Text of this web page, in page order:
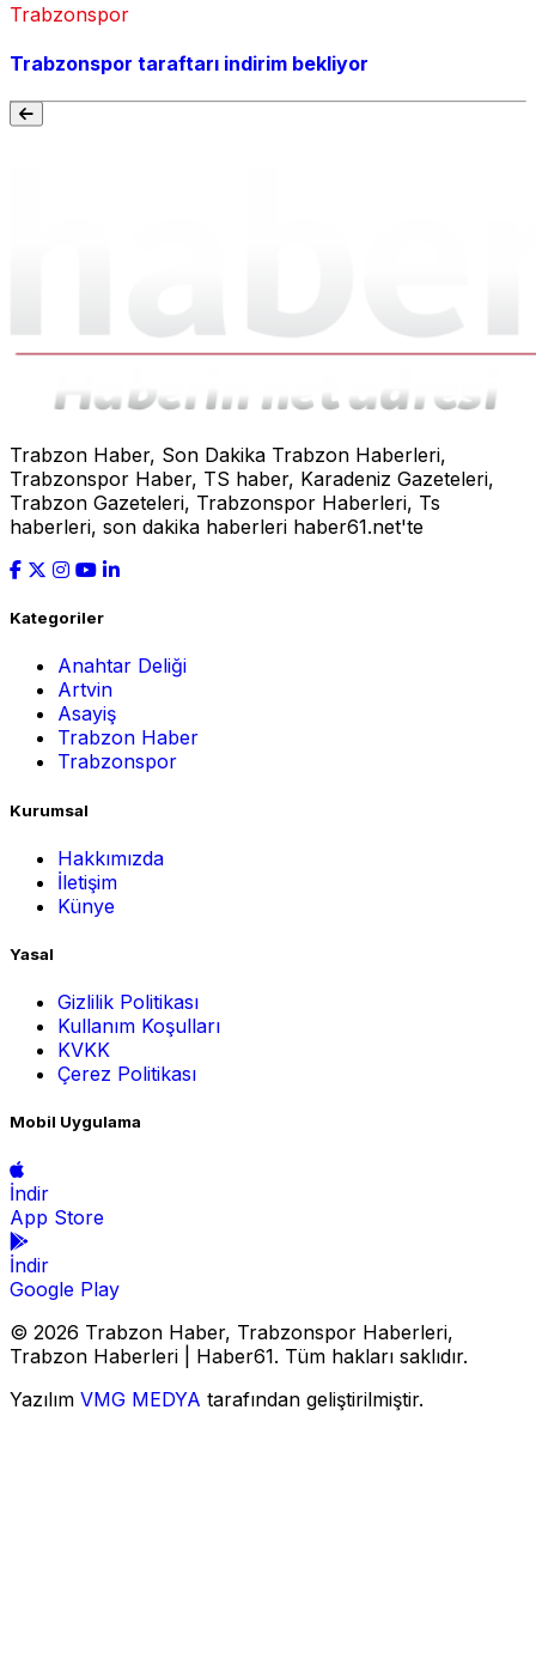
Trabzonspor
Trabzonspor taraftarı indirim bekliyor
Trabzon Haber, Son Dakika Trabzon Haberleri,
Trabzonspor Haber, TS haber, Karadeniz Gazeteleri,
Trabzon Gazeteleri, Trabzonspor Haberleri, Ts
haberleri, son dakika haberleri haber61.net'te
Kategoriler
Anahtar Deliği
Artvin
Asayiş
Trabzon Haber
Trabzonspor
Kurumsal
Hakkımızda
İletişim
Künye
Yasal
Gizlilik Politikası
Kullanım Koşulları
KVKK
Çerez Politikası
Mobil Uygulama
İndir
App Store
İndir
Google Play
© 2026 Trabzon Haber, Trabzonspor Haberleri,
Trabzon Haberleri | Haber61. Tüm hakları saklıdır.
Yazılım VMG MEDYA tarafından geliştirilmiştir.